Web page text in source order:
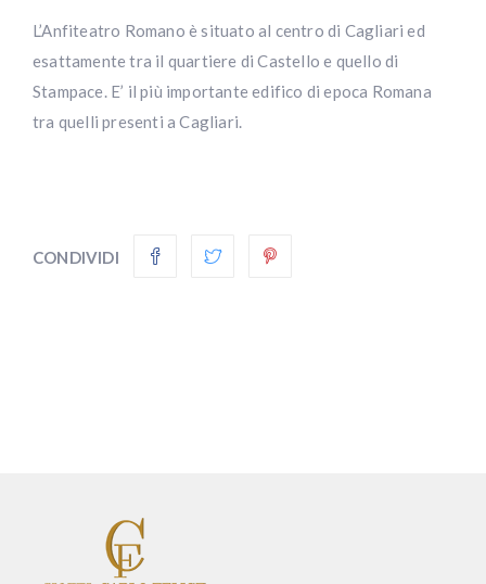
L’Anfiteatro Romano è situato al centro di Cagliari ed
esattamente tra il quartiere di Castello e quello di
Stampace. E’ il più importante edifico di epoca Romana
tra quelli presenti a Cagliari.
CONDIVIDI